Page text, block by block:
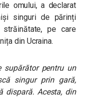
omului, a declarat
singuri de părinți
pe care
din Ucraina.
supărător pentru un
singur prin gară,
dispară. Acesta, din